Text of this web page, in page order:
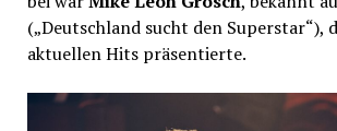
(„Deutschland sucht den Superstar“),
aktuellen Hits präsentierte.